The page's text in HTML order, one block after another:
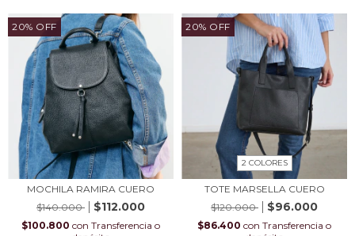
20% OFF
MOCHILA RAMIRA CUERO
$140.000
$112.000
$100.800 con Transferencia o
20% OFF
2 COLORES
TOTE MARSELLA CUERO
$120.000
$96.000
$86.400 con Transferencia o